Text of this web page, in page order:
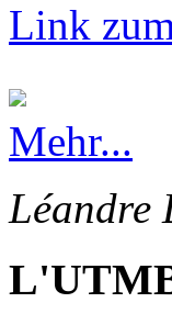
Link
Mehr...
Léandre